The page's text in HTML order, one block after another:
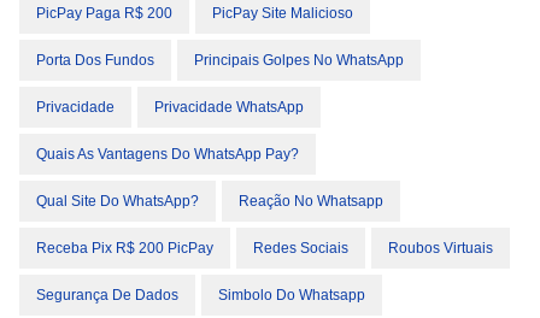
PicPay Paga R$ 200 PicPay Site Malicioso
Porta Dos Fundos Principais Golpes No WhatsApp
Privacidade Privacidade WhatsApp
Quais As Vantagens Do WhatsApp Pay?
Qual Site Do WhatsApp? Reação No Whatsapp
Receba Pix R$ 200 PicPay Redes Sociais Roubos Virtuais
Segurança De Dados Simbolo Do Whatsapp